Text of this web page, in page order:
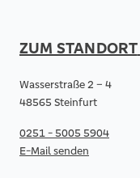
ZUM STANDORT
Wasserstraße 2 – 4
48565 Steinfurt
0251 - 5005 5904
E-Mail senden